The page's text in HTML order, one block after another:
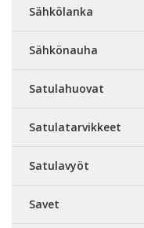
Sähkölanka
Sähkönauha
Satulahuovat
Satulatarvikkeet
Satulavyöt
Savet